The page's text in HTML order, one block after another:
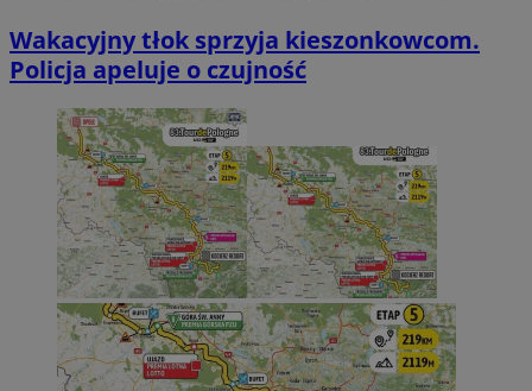
Wakacyjny tłok sprzyja kieszonkowcom.
Policja apeluje o czujność